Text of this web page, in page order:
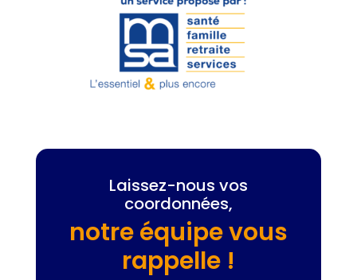
Laissez-nous vos
coordonnées,
notre équipe vous
rappelle !